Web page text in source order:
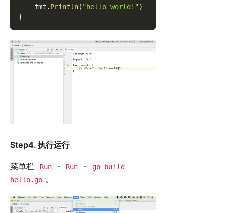
    fmt
. Println( "hello world!")
}
Step4. 执行运行
菜单栏 Run - Run -
go build
hello.go 。